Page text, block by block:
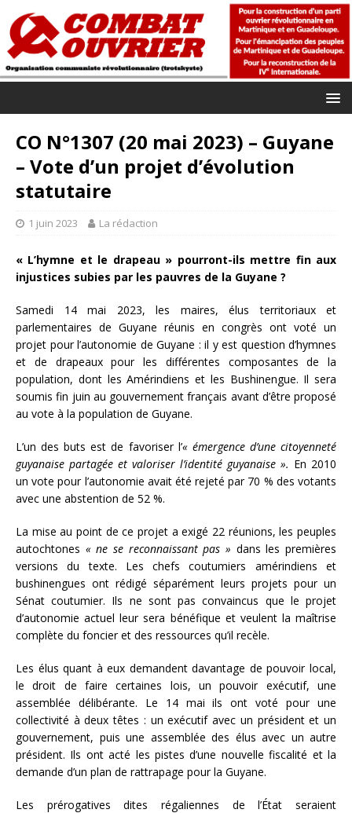
CO N°1307 (20 mai 2023) – Guyane
– Vote d’un projet d’évolution
statutaire
1 juin 2023 La rédaction
« L’hymne et le drapeau » pourront-ils mettre fin aux
injustices subies par les pauvres de la Guyane ?
Samedi 14 mai 2023, les maires, élus territoriaux et
parlementaires de Guyane réunis en congrès ont voté un
projet pour l’autonomie de Guyane : il y est question d’hymnes
et de drapeaux pour les différentes composantes de la
population, dont les Amérindiens et les Bushinengue. Il sera
soumis fin juin au gouvernement français avant d’être proposé
au vote à la population de Guyane.
L’un des buts est de favoriser l’« émergence d’une citoyenneté
guyanaise partagée et valoriser l’identité guyanaise ». En 2010
un vote pour l’autonomie avait été rejeté par 70 % des votants
avec une abstention de 52 %.
La mise au point de ce projet a exigé 22 réunions, les peuples
autochtones « ne se reconnaissant pas » dans les premières
versions du texte. Les chefs coutumiers amérindiens et
bushinengues ont rédigé séparément leurs projets pour un
Sénat coutumier. Ils ne sont pas convaincus que le projet
d’autonomie actuel leur sera bénéfique et veulent la maîtrise
complète du foncier et des ressources qu’il recèle.
Les élus quant à eux demandent davantage de pouvoir local,
le droit de faire certaines lois, un pouvoir exécutif, une
assemblée délibérante. Le 14 mai ils ont voté pour une
collectivité à deux têtes : un exécutif avec un président et un
gouvernement, puis une assemblée des élus avec un autre
président. Ils ont acté les pistes d’une nouvelle fiscalité et la
demande d’un plan de rattrapage pour la Guyane.
Les prérogatives dites régaliennes de l’État seraient